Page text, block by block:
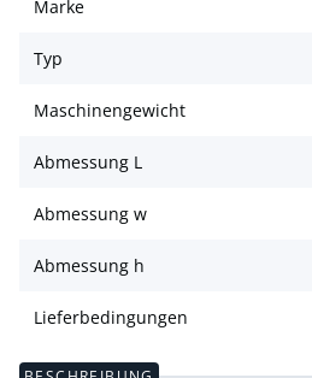
Marke
Typ
Maschinengewicht
Abmessung L
Abmessung w
Abmessung h
Lieferbedingungen